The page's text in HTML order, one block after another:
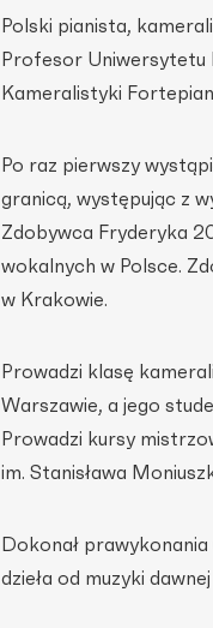
Polski pianista,
Profesor Uniwersytetu
Kameralistyki
Po raz pierwszy
granicą, występując z
Zdobywca Fryderyka
wokalnych w Polsce.
w Krakowie.
Prowadzi klasę
Warszawie, a jego
Prowadzi kursy
im. Stanisława
Dokonał
dzieła od muzyki